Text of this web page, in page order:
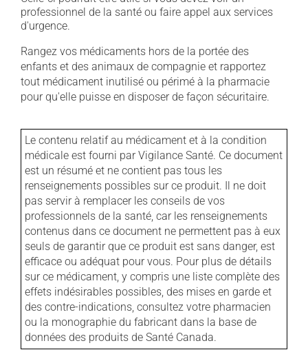
professionnel de la santé ou faire appel aux services
d'urgence.
Rangez vos médicaments hors de la portée des
enfants et des animaux de compagnie et rapportez
tout médicament inutilisé ou périmé à la pharmacie
pour qu'elle puisse en disposer de façon sécuritaire.
Le contenu relatif au médicament et à la condition
médicale est fourni par Vigilance Santé. Ce document
est un résumé et ne contient pas tous les
renseignements possibles sur ce produit. Il ne doit
pas servir à remplacer les conseils de vos
professionnels de la santé, car les renseignements
contenus dans ce document ne permettent pas à eux
seuls de garantir que ce produit est sans danger, est
efficace ou adéquat pour vous. Pour plus de détails
sur ce médicament, y compris une liste complète des
effets indésirables possibles, des mises en garde et
des contre-indications, consultez votre pharmacien
ou la monographie du fabricant dans la base de
données des produits de Santé Canada.